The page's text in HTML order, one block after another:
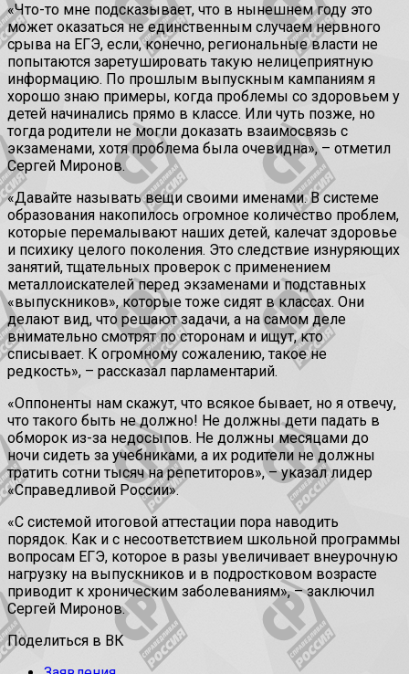
«Что-то мне подсказывает, что в нынешнем году это
может оказаться не единственным случаем нервного
срыва на ЕГЭ, если, конечно, региональные власти не
попытаются заретушировать такую нелицеприятную
информацию. По прошлым выпускным кампаниям я
хорошо знаю примеры, когда проблемы со здоровьем у
детей начинались прямо в классе. Или чуть позже, но
тогда родители не могли доказать взаимосвязь с
экзаменами, хотя проблема была очевидна», – отметил
Сергей Миронов.
«Давайте называть вещи своими именами. В системе
образования накопилось огромное количество проблем,
которые перемалывают наших детей, калечат здоровье
и психику целого поколения. Это следствие изнуряющих
занятий, тщательных проверок с применением
металлоискателей перед экзаменами и подставных
«выпускников», которые тоже сидят в классах. Они
делают вид, что решают задачи, а на самом деле
внимательно смотрят по сторонам и ищут, кто
списывает. К огромному сожалению, такое не
редкость», – рассказал парламентарий.
«Оппоненты нам скажут, что всякое бывает, но я отвечу,
что такого быть не должно! Не должны дети падать в
обморок из-за недосыпов. Не должны месяцами до
ночи сидеть за учебниками, а их родители не должны
тратить сотни тысяч на репетиторов», – указал лидер
«Справедливой России».
«С системой итоговой аттестации пора наводить
порядок. Как и с несоответствием школьной программы
вопросам ЕГЭ, которое в разы увеличивает внеурочную
нагрузку на выпускников и в подростковом возрасте
приводит к хроническим заболеваниям», – заключил
Сергей Миронов.
Поделиться в ВК